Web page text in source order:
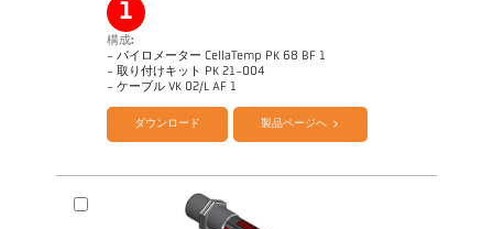
1
構成:
- パイロメーター CellaTemp PK 68 BF 1
- 取り付けキット PK 21-004
- ケーブル VK 02/L AF 1
カタログ CellaTemp PK PKF PKL
ダウンロード 製品ページへ